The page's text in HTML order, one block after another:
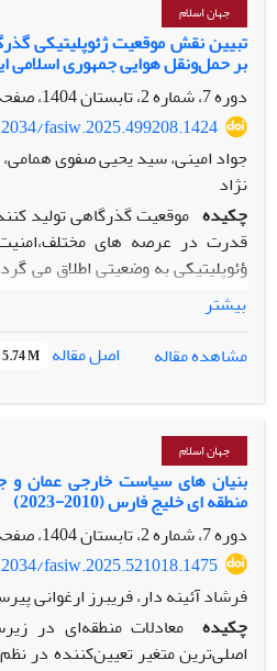
جهان اسلام
تبیین نقش موقعیت ژئوپلیتیکی
بر حمل‌ونقل هوایی جمهوری اسلامی
دوره 7، شماره 2، تابستان 1404، صفحه
fasiw.2025.499208.1424
جواد امینی، سید یحیی صفوی همامی،
نژاد
چکیده موقعیت گذرگاهی تولید
قدرت در عرصه های
ؤئوپلیتیکی به وضعیتی اطلاق می
با فضای جغرافیایی بین
باشدچنانچه بازیگران ژئوپلیتیکی
مزیت مورد نظر خود را جذب نمایند
دیگر بازیگران برخوردار شده و بر
در این پؤوهش به نقش موقعیت
جغرافیایی ایران می تواند به
نقش افرینی نماید ولی تاکنون
منطقه ای ان را نصیب خود کرده
کنونی حمل و نقل هوایی و
کنونی سرزمین ایران پرداخته
داده ها توصیفی تحلیلی است و
کتابخانه ای است. نتایج تحقیق
ژئوپلیتیکی ایران تا کنون
تبع ان امنیت ملی گردد. چنانچه
بیشتر
مشاهده مقاله
اصل مقاله 5.74 M
جهان اسلام
بنیان‌ های سیاست خارجی عمان و
منطقه‌ ای خلیج فارس (2010-2023)
دوره 7، شماره 2، تابستان 1404، صفحه
fasiw.2025.521018.1475
فرشاد آئینه دار، فریبرز ارغوانی
چکیده معادلات منطقه‌ای در
اصلی‌ترین متغیر تعیین‌کننده در